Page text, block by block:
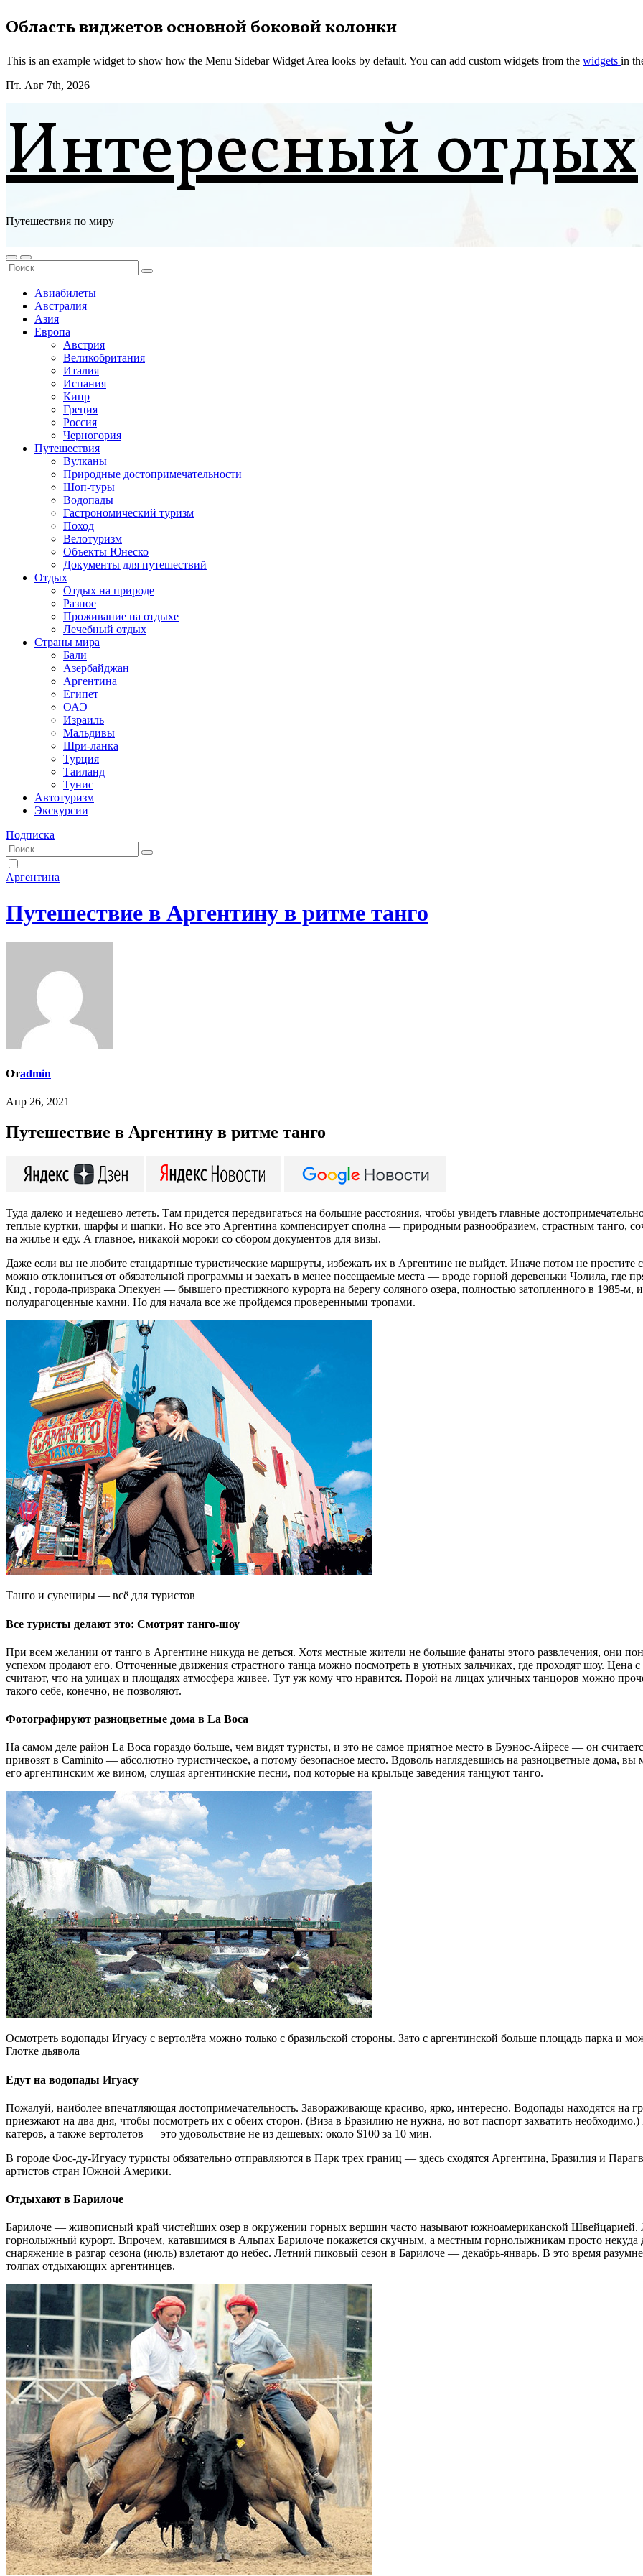
Перейти
к
Область виджетов основной боковой колонки
This is an example widget to show how the Menu Sidebar Widget Area looks by default. You can add custom widgets from the widgets in
Пт. Авг 7th, 2026
Интересный отдых
Путешествия по миру
Авиабилеты
Австралия
Азия
Европа
Австрия
Великобритания
Италия
Испания
Кипр
Греция
Россия
Черногория
Путешествия
Вулканы
Природные достопримечательности
Шоп-туры
Водопады
Гастрономический туризм
Поход
Велотуризм
Объекты Юнеско
Документы для путешествий
Отдых
Отдых на природе
Разное
Проживание на отдыхе
Лечебный отдых
Страны мира
Бали
Азербайджан
Аргентина
Египет
ОАЭ
Израиль
Мальдивы
Шри-ланка
Турция
Таиланд
Тунис
Автотуризм
Экскурсии
Подписка
Аргентина
Путешествие в Аргентину в ритме танго
Отadmin
Апр 26, 2021
Путешествие в Аргентину в ритме танго
Туда далеко и недешево лететь. Там придется передвигаться на большие расстояния, чтобы увидеть главные
теплые куртки, шарфы и шапки. Но все это Аргентина компенсирует сполна — природным разнообразием, страстным танго,
на жилье и еду. А главное, никакой мороки со сбором документов для визы.
Даже если вы не любите стандартные туристические маршруты, избежать их в Аргентине не выйдет. Иначе потом не простите
можно отклониться от обязательной программы и заехать в менее посещаемые места — вроде горной деревеньки Чолила, где
Кид , города-призрака Эпекуен — бывшего престижного курорта на берегу соляного озера, полностью затопленного в 1985-м,
полудрагоценные камни. Но для начала все же пройдемся проверенными тропами.
Танго и сувениры — всё для туристов
Все туристы делают это: Смотрят танго-шоу
При всем желании от танго в Аргентине никуда не деться. Хотя местные жители не большие фанаты этого развлечения, они
успехом продают его. Отточенные движения страстного танца можно посмотреть в уютных зальчиках, где проходят шоу. Цена
считают, что на улицах и площадях атмосфера живее. Тут уж кому что нравится. Порой на лицах уличных танцоров можно
такого себе, конечно, не позволяют.
Фотографируют разноцветные дома в La Boca
На самом деле район La Boca гораздо больше, чем видят туристы, и это не самое приятное место в Буэнос-Айресе — он
привозят в Caminito — абсолютно туристическое, а потому безопасное место. Вдоволь наглядевшись на разноцветные дома, вы
его аргентинским же вином, слушая аргентинские песни, под которые на крыльце заведения танцуют танго.
Осмотреть водопады Игуасу с вертолёта можно только с бразильской стороны. Зато с аргентинской больше площадь парка и
Глотке дьявола
Едут на водопады Игуасу
Пожалуй, наиболее впечатляющая достопримечательность. Завораживающе красиво, ярко, интересно. Водопады находятся
приезжают на два дня, чтобы посмотреть их с обеих сторон. (Виза в Бразилию не нужна, но вот паспорт захватить
катеров, а также вертолетов — это удовольствие не из дешевых: около $100 за 10 мин.
В городе Фос-ду-Игуасу туристы обязательно отправляются в Парк трех границ — здесь сходятся Аргентина, Бразилия и
артистов стран Южной Америки.
Отдыхают в Барилоче
Барилоче — живописный край чистейших озер в окружении горных вершин часто называют южноамериканской
горнолыжный курорт. Впрочем, катавшимся в Альпах Барилоче покажется скучным, а местным горнолыжникам просто
снаряжение в разгар сезона (июль) взлетают до небес. Летний пиковый сезон в Барилоче — декабрь-январь. В это время
толпах отдыхающих аргентинцев.